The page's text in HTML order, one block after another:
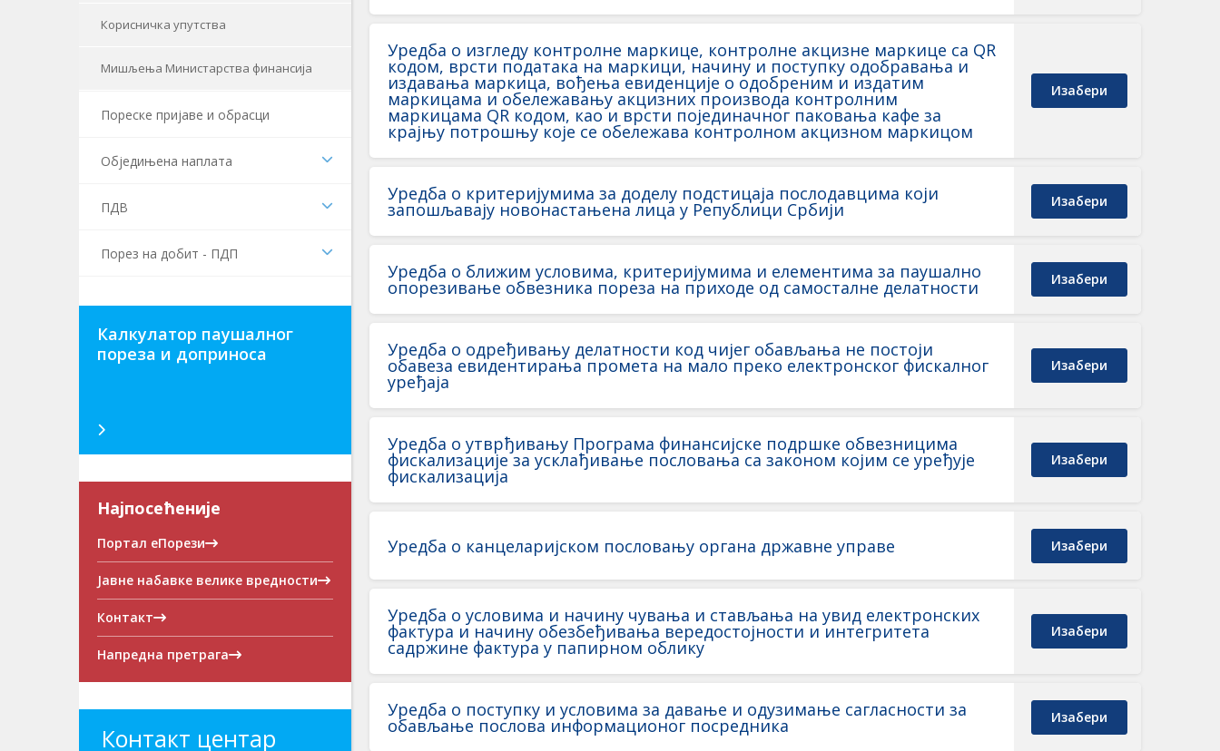
Корисничка упутства
Мишљења Министарства финансија
Пореске пријаве и обрасци
Обједињена наплата
ПДВ
Порез на добит - ПДП
Калкулатор паушалног
пореза и доприноса
Најпосећеније
Портал еПорези
Јавне набавке велике вредности
Контакт
Напредна претрага
Контакт центар
Уредба о изгледу контролне маркице, контролне акцизне маркице са QR
кодом, врсти података на маркици, начину и поступку одобравања и
издавања маркица, вођења евиденције о одобреним и издатим
маркицама и обележавању акцизних производа контролним
маркицама QR кодом, као и врсти појединачног паковања кафе за
крајњу потрошњу које се обележава контролном акцизном маркицом
Изабери
Уредба о критеријумима за доделу подстицаја послодавцима који
запошљавају новонастањена лица у Републици Србији Изабери
Уредба о ближим условима, критеријумима и елементима за паушално
опорезивање обвезника пореза на приходе од самосталне делатности Изабери
Уредба о одређивању делатности код чијег обављања не постоји
обавеза евидентирања промета на мало преко електронског фискалног
уређаја
Изабери
Уредба о утврђивању Програма финансијске подршке обвезницима
фискализације за усклађивање пословања са законом којим се уређује
фискализација
Изабери
Уредба о канцеларијском пословању органа државне управе Изабери
Уредба о условима и начину чувања и стављања на увид електронских
фактура и начину обезбеђивања вередостојности и интегритета
садржине фактура у папирном облику
Изабери
Уредба о поступку и условима за давање и одузимање сагласности за
обављање послова информационог посредника Изабери